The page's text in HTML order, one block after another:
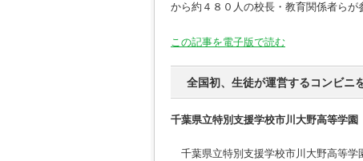
から約４８０人の校長・教育関係者らが
この記事を電子版で読む
全国初、生徒が運営するコンビ
千葉県立特別支援学校市川大野高等学園
千葉県立特別支援学校市川大野高等学